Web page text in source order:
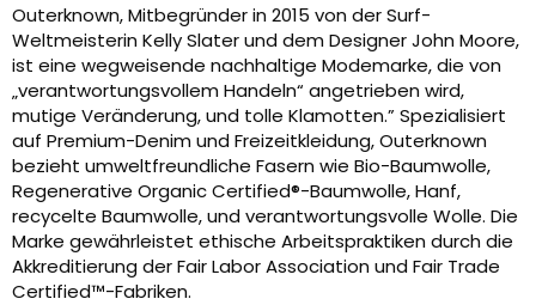
Outerknown, Mitbegründer in 2015 von der Surf-
Weltmeisterin Kelly Slater und dem Designer John Moore,
ist eine wegweisende nachhaltige Modemarke, die von
„verantwortungsvollem Handeln“ angetrieben wird,
mutige Veränderung, und tolle Klamotten.” Spezialisiert
auf Premium-Denim und Freizeitkleidung, Outerknown
bezieht umweltfreundliche Fasern wie Bio-Baumwolle,
Regenerative Organic Certified®-Baumwolle, Hanf,
recycelte Baumwolle, und verantwortungsvolle Wolle. Die
Marke gewährleistet ethische Arbeitspraktiken durch die
Akkreditierung der Fair Labor Association und Fair Trade
Certified™-Fabriken.